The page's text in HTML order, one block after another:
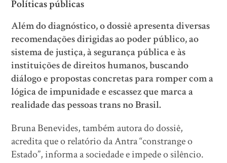
Políticas públicas
Além do diagnóstico, o dossiê apresenta diversas
recomendações dirigidas ao poder público, ao
sistema de justiça, à segurança pública e às
instituições de direitos humanos, buscando
diálogo e propostas concretas para romper com a
lógica de impunidade e escassez que marca a
realidade das pessoas trans no Brasil.
Bruna Benevides, também autora do dossiê,
acredita que o relatório da Antra “constrange o
Estado”, informa a sociedade e impede o silêncio.